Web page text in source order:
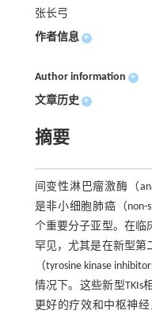
张长弓
作者信息 +
Author information +
文章历史 +
摘要
间变性淋巴瘤激酶（
是非小细胞肺癌（non-
个重要分子亚型。在临
罕见，尤其是在新型第
（tyrosine kinase
情况下。这些新型TKIs
更好的疗效和中枢神经